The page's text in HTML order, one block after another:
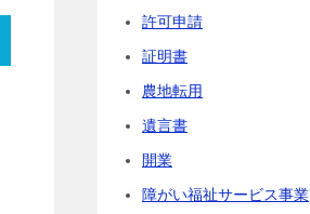
許可申請
証明書
農地転用
遺言書
開業
障がい福祉サービス事業